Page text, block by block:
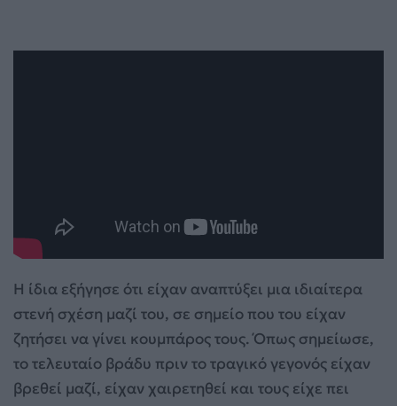
Η ίδια εξήγησε ότι είχαν αναπτύξει μια ιδιαίτερα
στενή σχέση μαζί του, σε σημείο που του είχαν
ζητήσει να γίνει κουμπάρος τους. Όπως σημείωσε,
το τελευταίο βράδυ πριν το τραγικό γεγονός είχαν
βρεθεί μαζί, είχαν χαιρετηθεί και τους είχε πει